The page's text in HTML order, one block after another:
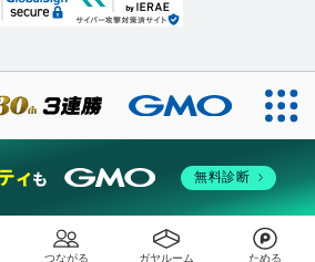
つながる ガヤルーム ためる
無料診断